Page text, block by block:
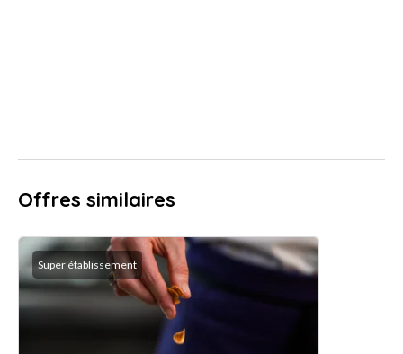
Offres similaires
Super établissement